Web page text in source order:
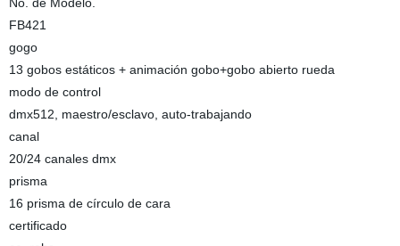
FB421
gogo
13 gobos estáticos + animación gobo+gobo abierto rueda
modo de control
dmx512, maestro/esclavo, auto-trabajando
canal
20/24 canales dmx
prisma
16 prisma de círculo de cara
certificado